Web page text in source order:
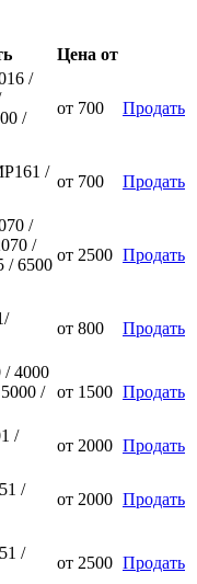
Цена от
/
/
от 700 Продать
/
от 700 Продать
/
/
/ 6500
от 2500 Продать
от 800 Продать
/ 4000
/
от 1500 Продать
/
от 2000 Продать
/
от 2000 Продать
/
от 2500 Продать